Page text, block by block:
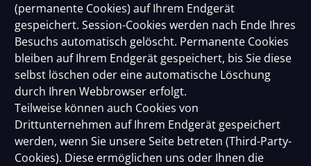
(permanente Cookies) auf Ihrem Endgerät
gespeichert. Session-Cookies werden nach Ende Ihres
Besuchs automatisch gelöscht. Permanente Cookies
bleiben auf Ihrem Endgerät gespeichert, bis Sie diese
selbst löschen oder eine automatische Löschung
durch Ihren Webbrowser erfolgt.
Teilweise können auch Cookies von
Drittunternehmen auf Ihrem Endgerät gespeichert
werden, wenn Sie unsere Seite betreten (Third-Party-
Cookies). Diese ermöglichen uns oder Ihnen die